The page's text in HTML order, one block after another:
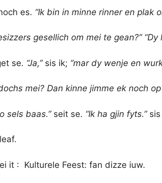
es. “Ik bin in minne rinner en plak
gesellich om mei te gean?” “Dy
se. “Ja,”sis ik; “mar dy wenje en
mei? Dan kinne jimme ek noch
sels baas.”seit se. “Ik ha gjin fyts.”sis
it : Kulturele Feest: fan dizze iuw.